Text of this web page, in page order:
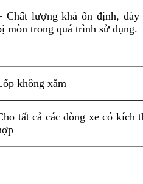
Chất lượng khá ổn định, dày
mòn trong quá trình sử dụng.
không xăm
tất cả các dòng xe có kích